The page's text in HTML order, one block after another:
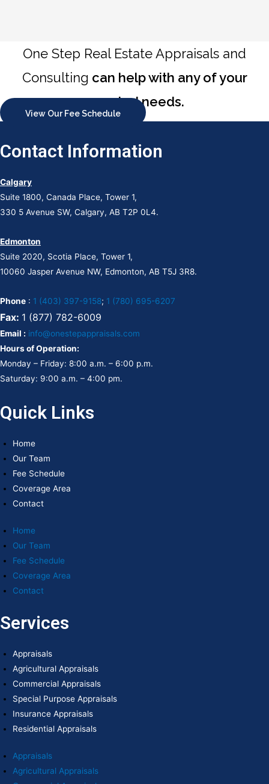
One Step Real Estate Appraisals and
Consulting can help with any of your
appraisal needs.
View Our Fee Schedule
Contact Information
Calgary
Suite 1800, Canada Place, Tower 1,
330 5 Avenue SW, Calgary, AB T2P 0L4.
Edmonton
Suite 2020, Scotia Place, Tower 1,
10060 Jasper Avenue NW, Edmonton, AB T5J 3R8.
Phone : 1 (403) 397-9158; 1 (780) 695-6207
Fax: 1 (877) 782-6009
Email : info@onestepappraisals.com
Hours of Operation:
Monday – Friday: 8:00 a.m. – 6:00 p.m.
Saturday: 9:00 a.m. – 4:00 pm.
Quick Links
Home
Our Team
Fee Schedule
Coverage Area
Contact
Home
Our Team
Fee Schedule
Coverage Area
Contact
Services
Appraisals
Agricultural Appraisals
Commercial Appraisals
Special Purpose Appraisals
Insurance Appraisals
Residential Appraisals
Appraisals
Agricultural Appraisals